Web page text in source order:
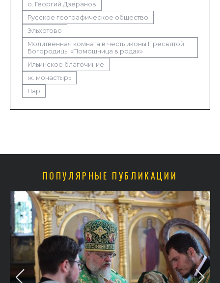
о. Георгий Дзеранов
Русское географическое общество
Эльхотово
Молитвенная комната в честь иконы Пресвятой
Богородицы «Помощница в родах»
Ильинское благочиние
ж. монастырь
Нар
ПОПУЛЯРНЫЕ ПУБЛИКАЦИИ